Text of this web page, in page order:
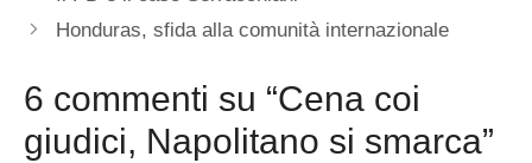
Honduras, sfida alla comunità internazionale
6 commenti su “Cena coi
giudici, Napolitano si smarca”